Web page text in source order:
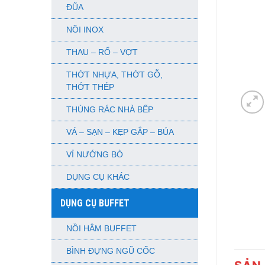
ĐŨA
NỒI INOX
THAU – RỔ – VỢT
THỚT NHỰA, THỚT GỖ,
THỚT THÉP
THÙNG RÁC NHÀ BẾP
VÁ – SẠN – KẸP GẮP – BÚA
VỈ NƯỚNG BÒ
DỤNG CỤ KHÁC
DỤNG CỤ BUFFET
NỒI HÂM BUFFET
BÌNH ĐỰNG NGŨ CỐC